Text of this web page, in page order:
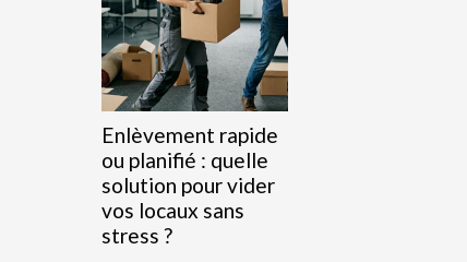
Enlèvement rapide
ou planifié : quelle
solution pour vider
vos locaux sans
stress ?